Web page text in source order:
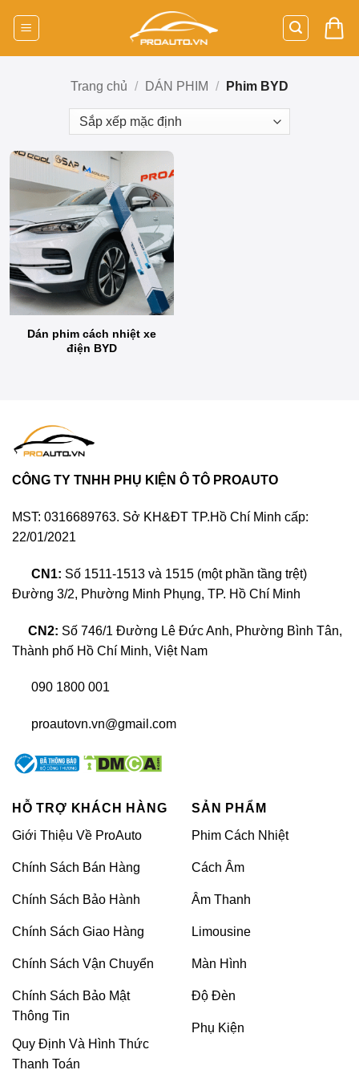
Trang chủ
/ DÁN PHIM / Phim BYD
Dán phim cách nhiệt xe
điện BYD
CÔNG TY TNHH PHỤ KIỆN Ô TÔ PROAUTO
MST: 0316689763. Sở KH&ĐT TP.Hồ Chí Minh cấp:
22/01/2021
CN1: Số 1511-1513 và 1515 (một phần tầng trệt)
Đường 3/2, Phường Minh Phụng, TP. Hồ Chí Minh
CN2: Số 746/1 Đường Lê Đức Anh, Phường Bình Tân,
Thành phố Hồ Chí Minh, Việt Nam
090 1800 001
proautovn.vn@gmail.com
HỖ TRỢ KHÁCH HÀNG
Giới Thiệu Về ProAuto
Chính Sách Bán Hàng
Chính Sách Bảo Hành
Chính Sách Giao Hàng
Chính Sách Vận Chuyển
Chính Sách Bảo Mật
Thông Tin
Quy Định Và Hình Thức
Thanh Toán
SẢN PHẨM
Phim Cách Nhiệt
Cách Âm
Âm Thanh
Limousine
Màn Hình
Độ Đèn
Phụ Kiện